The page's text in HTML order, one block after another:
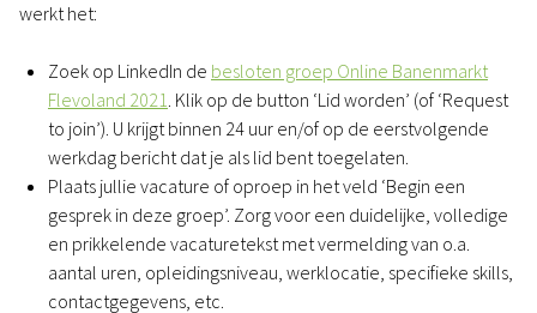
werkt het:
Zoek op LinkedIn de besloten groep Online Banenmarkt
Flevoland 2021. Klik op de button ‘Lid worden’ (of ‘Request
to join’). U krijgt binnen 24 uur en/of op de eerstvolgende
werkdag bericht dat je als lid bent toegelaten.
Plaats jullie vacature of oproep in het veld ‘Begin een
gesprek in deze groep’. Zorg voor een duidelijke, volledige
en prikkelende vacaturetekst met vermelding van o.a.
aantal uren, opleidingsniveau, werklocatie, specifieke skills,
contactgegevens, etc.